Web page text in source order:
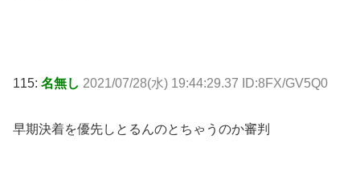
115: 名無し 2021/07/28(水) 19:44:29.37 ID:8FX/GV5Q0
早期決着を優先しとるんのとちゃうのか審判